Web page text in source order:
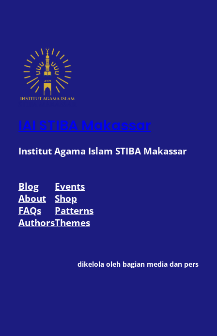
IAI STIBA Makassar
Institut Agama Islam STIBA Makassar
Blog
About
FAQs
Authors
Events
Shop
Patterns
Themes
dikelola oleh bagian media dan pers